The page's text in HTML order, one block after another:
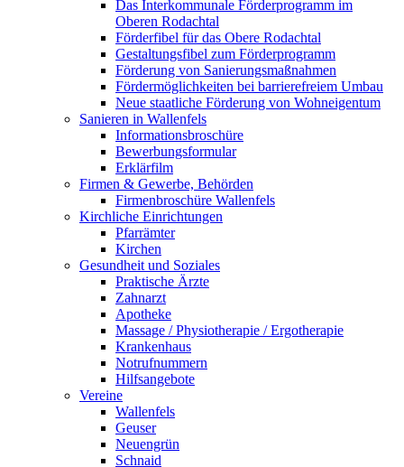
Das Interkommunale Förderprogramm im
Oberen Rodachtal
Förderfibel für das Obere Rodachtal
Gestaltungsfibel zum Förderprogramm
Förderung von Sanierungsmaßnahmen
Fördermöglichkeiten bei barrierefreiem Umbau
Neue staatliche Förderung von Wohneigentum
Sanieren in Wallenfels
Informationsbroschüre
Bewerbungsformular
Erklärfilm
Firmen & Gewerbe, Behörden
Firmenbroschüre Wallenfels
Kirchliche Einrichtungen
Pfarrämter
Kirchen
Gesundheit und Soziales
Praktische Ärzte
Zahnarzt
Apotheke
Massage / Physiotherapie / Ergotherapie
Krankenhaus
Notrufnummern
Hilfsangebote
Vereine
Wallenfels
Geuser
Neuengrün
Schnaid